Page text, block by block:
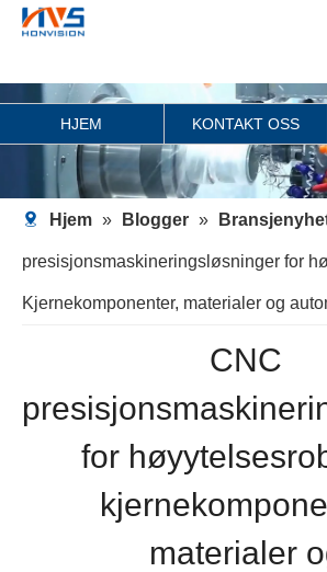
HJEM KONTAKT OSS
Hjem » Blogger »
presisjonsmaskineringsløsninger for
Kjernekomponenter, materialer og
CNC
for
materialer